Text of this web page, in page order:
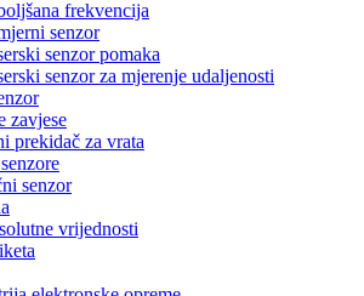
frekvencija
senzor
senzor pomaka
senzor za mjerenje udaljenosti
zavjese
prekidač za vrata
senzor
vrijednosti